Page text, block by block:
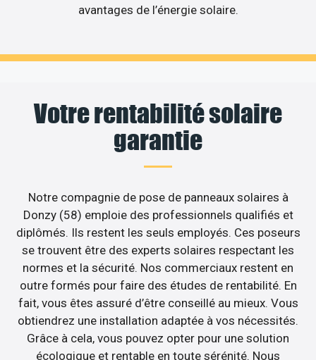
avantages de l’énergie solaire.
Votre rentabilité solaire
garantie
Notre compagnie de pose de panneaux solaires à
Donzy (58) emploie des professionnels qualifiés et
diplômés. Ils restent les seuls employés. Ces poseurs
se trouvent être des experts solaires respectant les
normes et la sécurité. Nos commerciaux restent en
outre formés pour faire des études de rentabilité. En
fait, vous êtes assuré d’être conseillé au mieux. Vous
obtiendrez une installation adaptée à vos nécessités.
Grâce à cela, vous pouvez opter pour une solution
écologique et rentable en toute sérénité. Nous